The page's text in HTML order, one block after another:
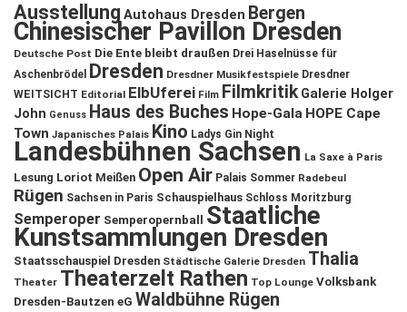
Ausstellung Autohaus Dresden Bergen
Chinesischer Pavillon Dresden
Deutsche Post Die Ente bleibt draußen Drei Haselnüsse für
Aschenbrödel
Dresden Dresdner Musikfestspiele Dresdner
WEITSICHT Editorial ElbUferei Film Filmkritik Galerie Holger
John Genuss Haus des Buches Hope-Gala HOPE Cape
Town Japanisches Palais Kino Ladys Gin Night
Landesbühnen Sachsen La Saxe à Paris
Lesung Loriot Meißen Open Air Palais Sommer Radebeul
Rügen Sachsen in Paris Schauspielhaus Schloss Moritzburg
Semperoper Semperopernball Staatliche
Kunstsammlungen Dresden
Staatsschauspiel Dresden Städtische Galerie Dresden Thalia
Theater Theaterzelt Rathen Top Lounge Volksbank
Dresden-Bautzen eG Waldbühne Rügen